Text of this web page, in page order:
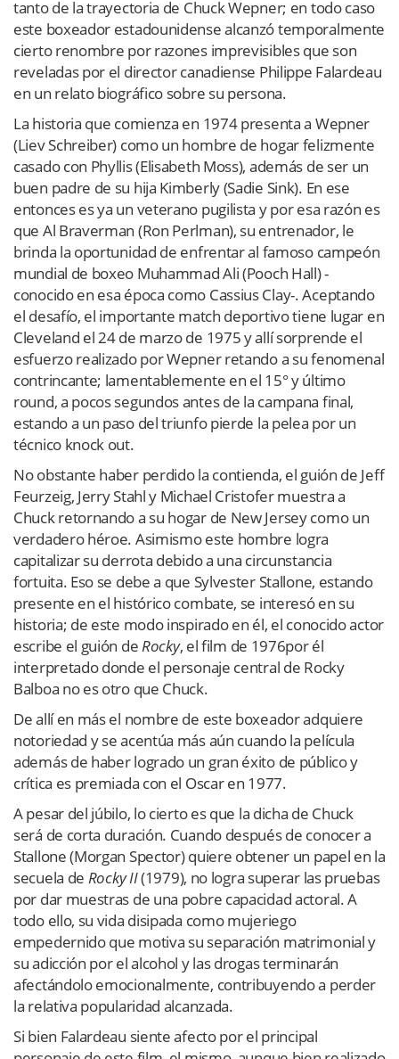
tanto de la trayectoria de Chuck Wepner; en todo caso
este boxeador estadounidense alcanzó temporalmente
cierto renombre por razones imprevisibles que son
reveladas por el director canadiense Philippe Falardeau
en un relato biográfico sobre su persona.
La historia que comienza en 1974 presenta a Wepner
(Liev Schreiber) como un hombre de hogar felizmente
casado con Phyllis (Elisabeth Moss), además de ser un
buen padre de su hija Kimberly (Sadie Sink). En ese
entonces es ya un veterano pugilista y por esa razón es
que Al Braverman (Ron Perlman), su entrenador, le
brinda la oportunidad de enfrentar al famoso campeón
mundial de boxeo Muhammad Ali (Pooch Hall) -
conocido en esa época como Cassius Clay-. Aceptando
el desafío, el importante match deportivo tiene lugar en
Cleveland el 24 de marzo de 1975 y allí sorprende el
esfuerzo realizado por Wepner retando a su fenomenal
contrincante; lamentablemente en el 15° y último
round, a pocos segundos antes de la campana final,
estando a un paso del triunfo pierde la pelea por un
técnico knock out.
No obstante haber perdido la contienda, el guión de Jeff
Feurzeig, Jerry Stahl y Michael Cristofer muestra a
Chuck retornando a su hogar de New Jersey como un
verdadero héroe. Asimismo este hombre logra
capitalizar su derrota debido a una circunstancia
fortuita. Eso se debe a que Sylvester Stallone, estando
presente en el histórico combate, se interesó en su
historia; de este modo inspirado en él, el conocido actor
escribe el guión deRocky, el film de 1976por él
interpretado donde el personaje central de Rocky
Balboa no es otro que Chuck.
De allí en más el nombre de este boxeador adquiere
notoriedad y se acentúa más aún cuando la película
además de haber logrado un gran éxito de público y
crítica es premiada con el Oscar en 1977.
A pesar del júbilo, lo cierto es que la dicha de Chuck
será de corta duración. Cuando después de conocer a
Stallone (Morgan Spector) quiere obtener un papel en la
secuela de Rocky II(1979), no logra superar las pruebas
por dar muestras de una pobre capacidad actoral. A
todo ello, su vida disipada como mujeriego
empedernido que motiva su separación matrimonial y
su adicción por el alcohol y las drogas terminarán
afectándolo emocionalmente, contribuyendo a perder
la relativa popularidad alcanzada.
Si bien Falardeau siente afecto por el principal